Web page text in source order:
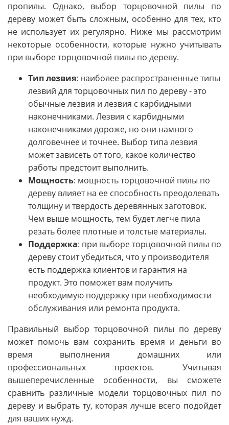
пропилы. Однако, выбор торцовочной пилы по
дереву может быть сложным, особенно для тех, кто
не использует их регулярно. Ниже мы рассмотрим
некоторые особенности, которые нужно учитывать
при выборе торцовочной пилы по дереву.
Тип лезвия: наиболее распространенные типы
лезвий для торцовочных пил по дереву - это
обычные лезвия и лезвия с карбидными
наконечниками. Лезвия с карбидными
наконечниками дороже, но они намного
долговечнее и точнее. Выбор типа лезвия
может зависеть от того, какое количество
работы предстоит выполнить.
Мощность: мощность торцовочной пилы по
дереву влияет на ее способность преодолевать
толщину и твердость деревянных заготовок.
Чем выше мощность, тем будет легче пила
резать более плотные и толстые материалы.
Поддержка: при выборе торцовочной пилы по
дереву стоит убедиться, что у производителя
есть поддержка клиентов и гарантия на
продукт. Это поможет вам получить
необходимую поддержку при необходимости
обслуживания или ремонта продукта.
Правильный выбор торцовочной пилы по дереву
может помочь вам сохранить время и деньги во
время выполнения домашних или
профессиональных проектов. Учитывая
вышеперечисленные особенности, вы сможете
сравнить различные модели торцовочных пил по
дереву и выбрать ту, которая лучше всего подойдет
для ваших нужд.